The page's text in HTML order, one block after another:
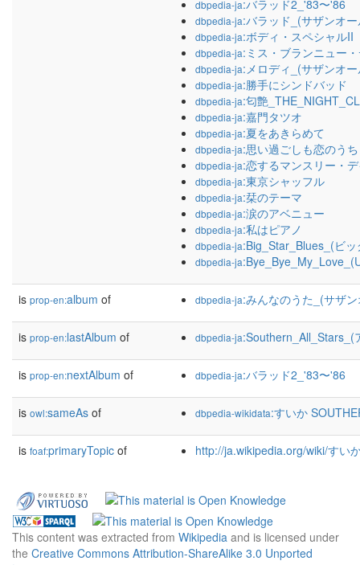
dbpedia-ja:バラッド2_'83〜'86
dbpedia-ja:バラッド_(サザンオ
dbpedia-ja:ボディ・スペシャルII
dbpedia-ja:ミス・ブランニュー
dbpedia-ja:メロディ_(サザンオ
dbpedia-ja:勝手にシンドバッド
dbpedia-ja:匂艶
dbpedia-ja:嘉門タツオ
dbpedia-ja:夏をあきらめて
dbpedia-ja:思い過ごしも恋のうち
dbpedia-ja:恋するマンスリー・
dbpedia-ja:東京シャッフル
dbpedia-ja:栞のテーマ
dbpedia-ja:涙のアベニュー
dbpedia-ja:私はピアノ
dbpedia-ja:Big_Star_Blues_(ビ
dbpedia-ja
is prop-en:album of dbpedia-ja:みんなのうた_(サザ
is prop-en:lastAlbum of dbpedia-ja:Southern_All_Stars_(
is prop-en:nextAlbum of dbpedia-ja:バラッド2_'83〜'86
is owl:sameAs of dbpedia-wikidata:すいか
is foaf:primaryTopic of http://ja.wikipedia.org/wiki/すい
This content was extracted from Wikipedia and is licensed under
the Creative Commons Attribution-ShareAlike 3.0 Unported